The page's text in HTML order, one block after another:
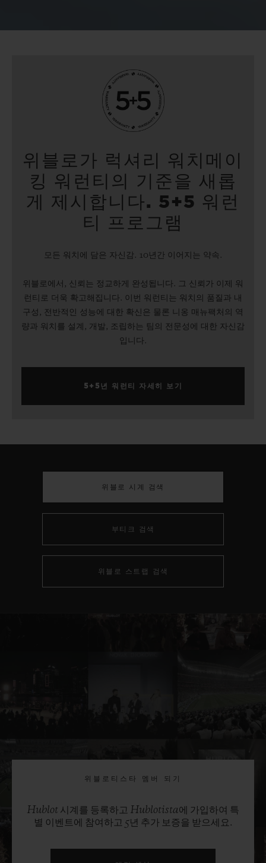
위블로가 럭셔리 워치메이
킹 워런티의 기준을 새롭
게 제시합니다. 5+5 워런
티 프로그램
모든 워치에 담은 자신감. 10년간 이어지는 약속.
위블로에서, 신뢰는 정교하게 완성됩니다. 그 신뢰가 이제 워
런티로 더욱 확고해집니다. 이번 워런티는 워치의 품질과 내
구성, 전반적인 성능에 대한 확신은 물론 니옹 매뉴팩처의 역
량과 워치를 설계, 개발, 조립하는 팀의 전문성에 대한 자신감
입니다.
5+5년 워런티 자세히 보기
위블로 시계 검색
부티크 검색
위블로 스트랩 검색
위블로티스타 멤버 되기
Hublot 시계를 등록하고 Hublotista에 가입하여 특
별 이벤트에 참여하고 5년 추가 보증을 받으세요.